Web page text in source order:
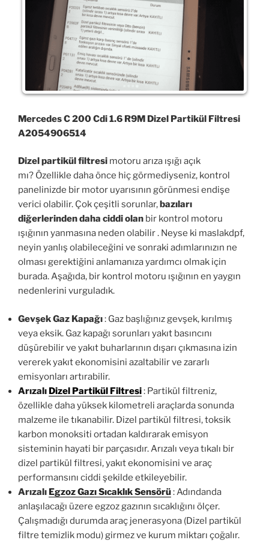
Mercedes C 200 Cdi 1.6 R9M Dizel Partikül Filtresi
A2054906514
Dizel partikül filtresi motoru arıza ışığı açık
mı? Özellikle daha önce hiç görmediyseniz, kontrol
panelinizde bir motor uyarısının görünmesi endişe
verici olabilir. Çok çeşitli sorunlar, bazıları
diğerlerinden daha ciddi olan bir kontrol motoru
ışığının yanmasına neden olabilir . Neyse ki maslakdpf,
neyin yanlış olabileceğini ve sonraki adımlarınızın ne
olması gerektiğini anlamanıza yardımcı olmak için
burada. Aşağıda, bir kontrol motoru ışığının en yaygın
nedenlerini vurguladık.
Gevşek Gaz Kapağı: Gaz başlığınız gevşek, kırılmış
veya eksik. Gaz kapağı sorunları yakıt basıncını
düşürebilir ve yakıt buharlarının dışarı çıkmasına izin
vererek yakıt ekonomisini azaltabilir ve zararlı
emisyonları artırabilir.
Arızalı Dizel Partikül Filtresi: Partikül filtreniz,
özellikle daha yüksek kilometreli araçlarda sonunda
malzeme ile tıkanabilir. Dizel partikül filtresi, toksik
karbon monoksiti ortadan kaldırarak emisyon
sisteminin hayati bir parçasıdır. Arızalı veya tıkalı bir
dizel partikül filtresi, yakıt ekonomisini ve araç
performansını ciddi şekilde etkileyebilir.
Arızalı Egzoz Gazı Sıcaklık Sensörü: Adındanda
anlaşılacağı üzere egzoz gazının sıcaklığını ölçer.
Çalışmadığı durumda araç jenerasyona (Dizel partikül
filtre temizlik modu) girmez ve kurum miktarı çoğalır.